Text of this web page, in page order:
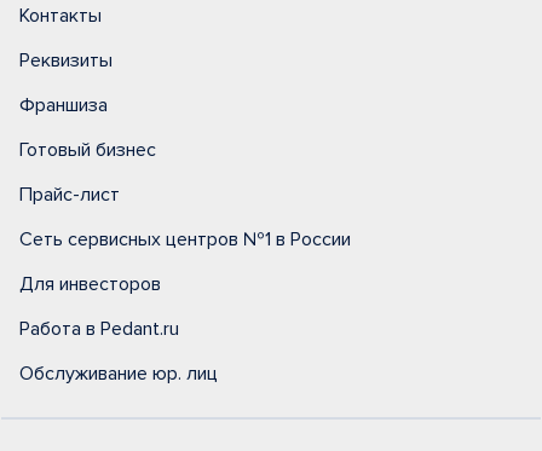
Контакты
Реквизиты
Франшиза
Готовый бизнес
Прайс-лист
Сеть сервисных центров №1 в России
Для инвесторов
Работа в Pedant.ru
Обслуживание юр. лиц